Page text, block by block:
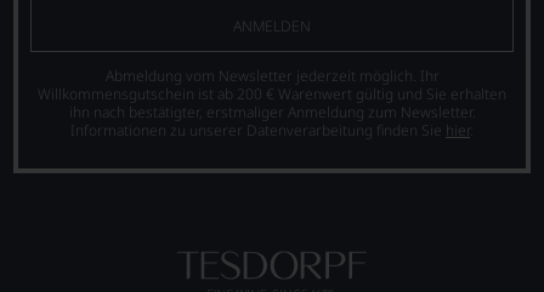
ANMELDEN
Abmeldung vom Newsletter jederzeit möglich. Ihr
Willkommensgutschein ist ab 200 € Warenwert gültig und Sie erhalten
ihn nach bestätigter, erstmaliger Anmeldung zum Newsletter.
Informationen zu unserer Datenverarbeitung finden Sie hier.